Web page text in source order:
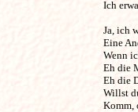
Ich
Ja, ich
Eine
Wenn
Eh die
Eh die
Willst
Komm,